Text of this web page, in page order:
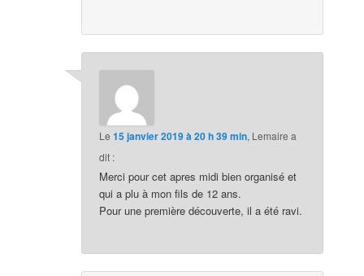
Le15 janvier 2019 à 20 h 39 min, Lemaire a
dit :
Merci pour cet apres midi bien organisé et
qui a plu à mon fils de 12 ans.
Pour une première découverte, il a été ravi.